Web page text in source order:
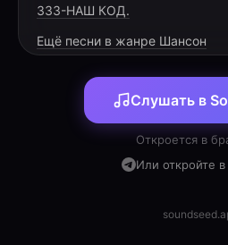
[CHORUS]
С днём рождения тебя
Пусть огонь доброты не
Пусть здоровье крепчает
Жизнь пускай только
С днём рождения тебя
333-НАШ КОД.
Ещё песни в жанре Шансон
Слушать в
Откроется в
Или откройте в